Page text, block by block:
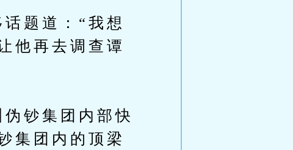
题道：“我想
他再去调查谭
钞集团内部快
集团内的顶梁